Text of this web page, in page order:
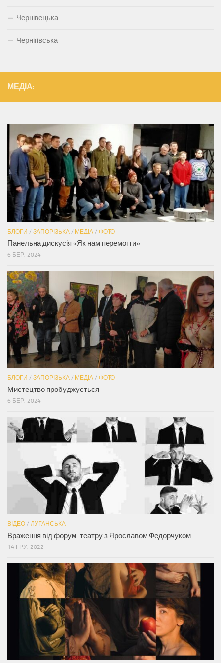
Чернівецька
Чернігівська
МЕДІА:
БЛОГИ / ЗАПОРІЗЬКА / МЕДІА / ФОТО
Панельна дискусія «Як нам перемогти»
6 БЕР, 2024
БЛОГИ / ЗАПОРІЗЬКА / МЕДІА / ФОТО
Мистецтво пробуджується
6 БЕР, 2024
ВІДЕО / ЛУГАНСЬКА
Враження від форум-театру з Ярославом Федорчуком
14 ГРУ, 2022